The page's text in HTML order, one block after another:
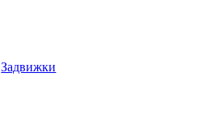
Задвижки